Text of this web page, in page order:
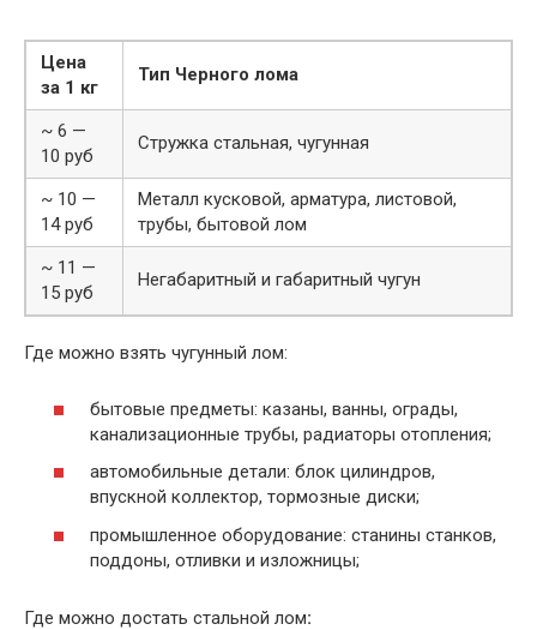
Цена
за 1 кг
Тип Черного лома
~ 6 —
10 руб
Стружка стальная, чугунная
~ 10 —
14 руб
Металл кусковой, арматура, листовой,
трубы, бытовой лом
~ 11 —
15 руб
Негабаритный и габаритный чугун
Где можно взять чугунный лом:
бытовые предметы: казаны, ванны, ограды,
канализационные трубы, радиаторы отопления;
автомобильные детали: блок цилиндров,
впускной коллектор, тормозные диски;
промышленное оборудование: станины станков,
поддоны, отливки и изложницы;
Где можно достать стальной лом: